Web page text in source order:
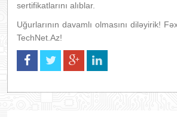
sertifikatlarını alıblar.
Uğurlarının davamlı olmasını diləyirik!
TechNet.Az!